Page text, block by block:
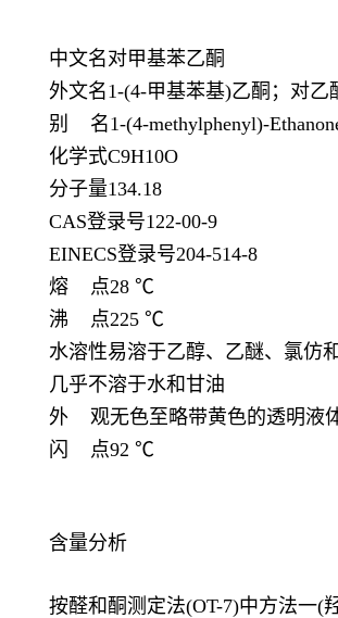
中文名对甲基苯乙酮
外文名1-(4-甲基苯基)乙酮；对乙
别 名1-(4-methylphenyl)-
化学式C9H10O
分子量134.18
CAS登录号122-00-9
EINECS登录号204-514-8
熔 点28 ℃
沸 点225 ℃
水溶性易溶于乙醇、乙醚、氯仿
几乎不溶于水和甘油
外 观无色至略带黄色的透明液
闪 点92 ℃
含量分析
按醛和酮测定法(OT-7)中方法一(